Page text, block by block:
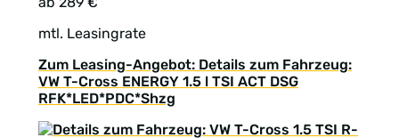
mtl. Leasingrate
Zum Leasing-Angebot: Details zum Fahrzeug:
VW T-Cross ENERGY 1.5 l TSI ACT DSG
RFK*LED*PDC*Shzg